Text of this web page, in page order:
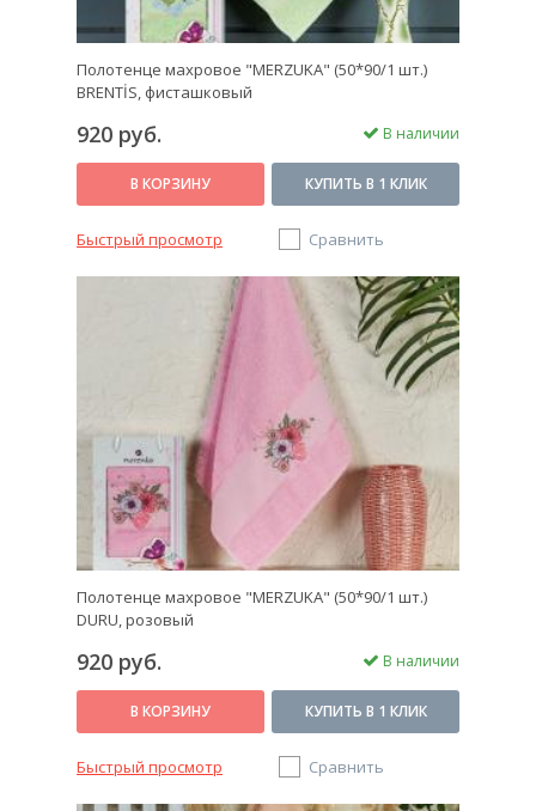
Полотенце махровое "MERZUKA" (50*90/1 шт.)
BRENTİS, фисташковый
920 руб. В наличии
В КОРЗИНУ КУПИТЬ В 1 КЛИК
Быстрый просмотр Сравнить
Полотенце махровое "MERZUKA" (50*90/1 шт.)
DURU, розовый
920 руб. В наличии
В КОРЗИНУ КУПИТЬ В 1 КЛИК
Быстрый просмотр Сравнить